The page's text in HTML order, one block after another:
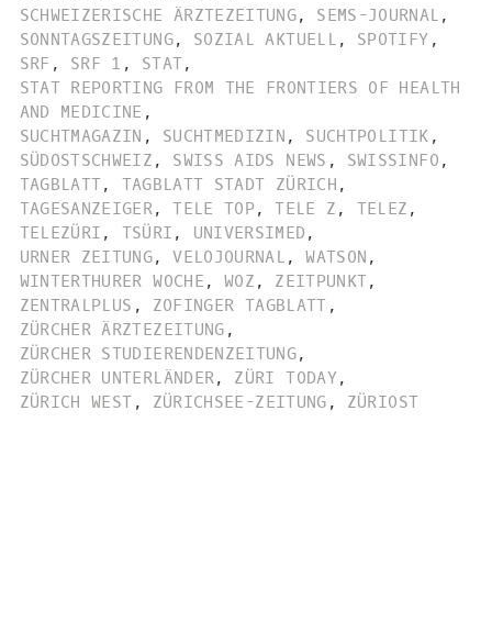
SCHWEIZERISCHE ÄRZTEZEITUNG, SEMS-JOURNAL ,
SONNTAGSZEITUNG, SOZIAL AKTUELL , SPOTIFY ,
SRF , SRF 1 , STAT,
STAT REPORTING FROM THE FRONTIERS OF HEALTH
AND MEDICINE ,
SUCHTMAGAZIN , SUCHTMEDIZIN , SUCHTPOLITIK ,
SÜDOSTSCHWEIZ , SWISS AIDS NEWS , SWISSINFO ,
TAGBLATT, TAGBLATT STADT ZÜRICH ,
TAGESANZEIGER, TELE TOP, TELE Z , TELEZ ,
TELEZÜRI , TSÜRI , UNIVERSIMED ,
URNER ZEITUNG, VELOJOURNAL , WATSON ,
WINTERTHURER WOCHE , WOZ , ZEITPUNKT,
ZENTRALPLUS , ZOFINGER TAGBLATT ,
ZÜRCHER ÄRZTEZEITUNG ,
ZÜRCHER STUDIERENDENZEITUNG,
ZÜRCHER UNTERLÄNDER, ZÜRI TODAY,
ZÜRICH WEST , ZÜRICHSEE-ZEITUNG , ZÜRIOST